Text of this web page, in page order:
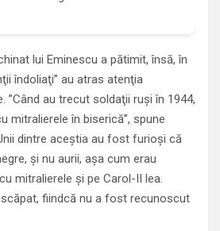
lui Eminescu a pătimit, însă, în
îndoliaţi” au atras atenţia
”Când au trecut soldaţii ruşi în 1944,
mitralierele în biserică”, spune
dintre aceştia au fost furioşi că
şi nu aurii, aşa cum erau
mitralierele şi pe Carol-II lea.
fiindcă nu a fost recunoscut